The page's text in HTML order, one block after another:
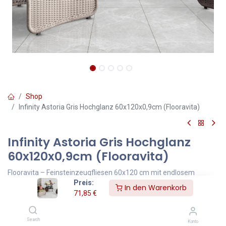
Preis:
71,85 €
In den Warenkorb
Search Konto
Shop
Infinity Astoria Gris Hochglanz 60x120x0,9cm (Flooravita)
Infinity Astoria Gris Hochglanz
60x120x0,9cm (Flooravita)
Flooravita – Feinsteinzeugfliesen 60x120 cm mit endlosem
Flooravita steht für exklusive Feinsteinzeugfliesen im Großformat
– elegant, präzise und mit einem Design, das keine Grenzen kennt.
Jede Fliese im Format 60x120 cm wurde mit höchster Sorgfalt